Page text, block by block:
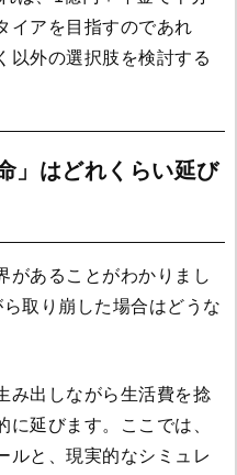
イアを目指すのであれ
以外の選択肢を検討する
」はどれくらい延び
があることがわかりまし
取り崩した場合はどうな
み出しながら生活費を捻
延びます。ここでは、
ルと、現実的なシミュレ